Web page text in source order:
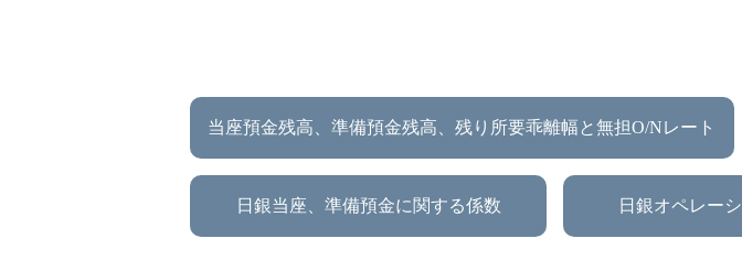
当座預金残高、準備預金残高、残り所要乖離幅と無担O/Nレート
日銀当座、準備預金に関する係数 日銀オペレー